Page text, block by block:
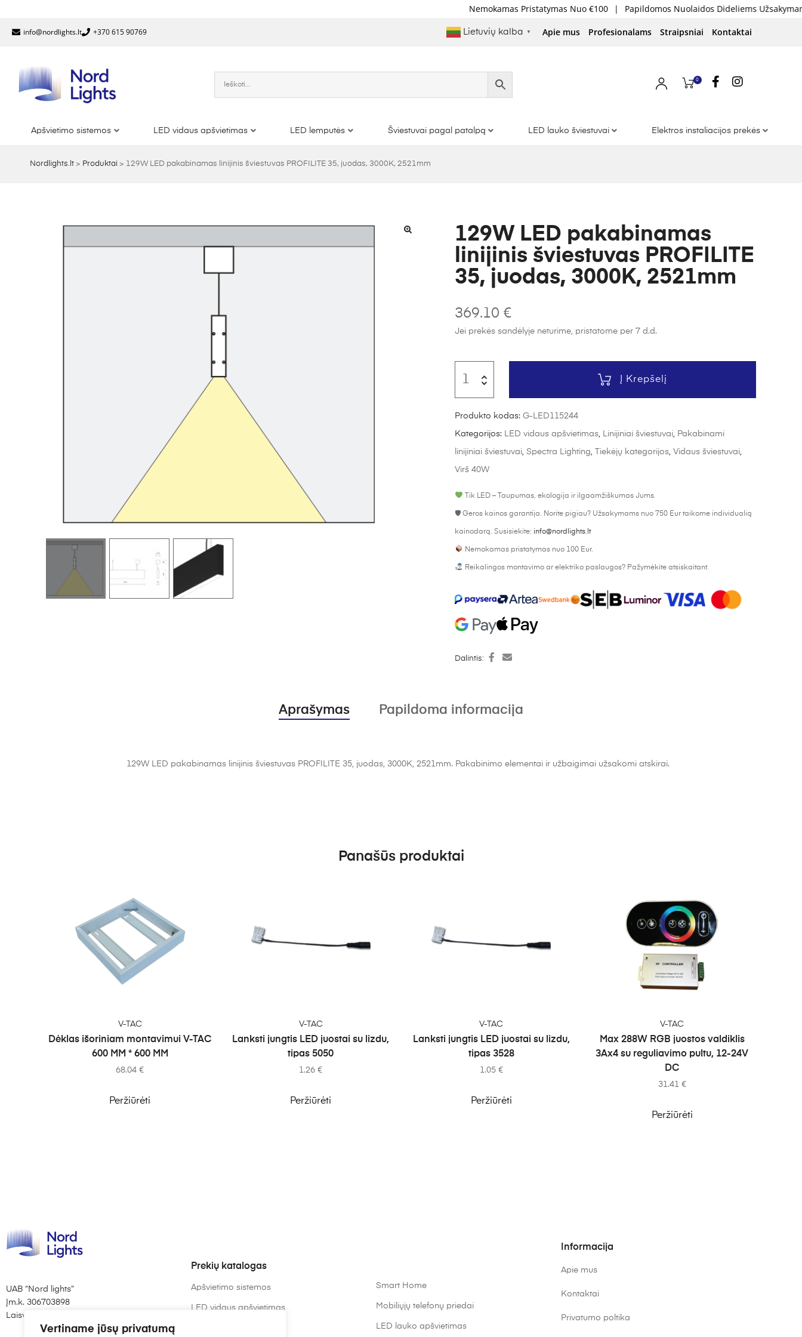
Vertiname jūsų privatumą
Nemokamas Pristatymas Nuo €100 | Papildomos Nuolaidos Dideliems Užsakymams |
info@nordlights.lt +370 615 90769 Lietuvių kalba ▼ Apie mus Profesionalams Straipsniai Kontaktai
0
Apšvietimo sistemos LED vidaus apšvietimas LED lemputės Šviestuvai pagal patalpą LED lauko šviestuvai Elektros instaliacijos prekės
Nordlights.lt > Produktai > 129W LED pakabinamas linijinis šviestuvas PROFILITE 35, juodas, 3000K, 2521mm
129W LED pakabinamas
linijinis šviestuvas PROFILITE
35, juodas, 3000K, 2521mm
369.10 €
Jei prekės sandėlyje neturime, pristatome per 7 d.d.
Į Krepšelį
Produkto kodas:G-LED115244
Kategorijos: LED vidaus apšvietimas, Linijiniai šviestuvai, Pakabinami
linijiniai šviestuvai,Spectra Lighting,Tiekėjų kategorijos,Vidaus šviestuvai,
Virš 40W
Tik LED – Taupumas, ekologija ir ilgaamžiškumas Jums.
🛡 Geros kainos garantija. Norite pigiau? Užsakymams nuo 750 Eur taikome individualią
kainodarą. Susisiekite: info@nordlights.lt
Nemokamas pristatymas nuo 100 Eur.
Reikalingos montavimo ar elektriko paslaugos? Pažymėkite atsiskaitant.
Dalintis:
Aprašymas Papildoma informacija
129W LED pakabinamas linijinis šviestuvas PROFILITE 35, juodas, 3000K, 2521mm. Pakabinimo elementai ir užbaigimai užsakomi atskirai.
Panašūs produktai
V-TAC
Dėklas išoriniam montavimui V-TAC
600 MM * 600 MM
68.04€
Peržiūrėti
V-TAC
Lanksti jungtis LED juostai su lizdu,
tipas 5050
1.26€
Peržiūrėti
V-TAC
Lanksti jungtis LED juostai su lizdu,
tipas 3528
1.05 €
Peržiūrėti
V-TAC
Max 288W RGB juostos valdiklis
3Ax4 su reguliavimo pultu, 12-24V
DC
31.41 €
Peržiūrėti
UAB “Nord lights”
Įm.k. 306703898
Laisvės al. 82, Kaunas
Prekių katalogas
Apšvietimo sistemos
LED vidaus apšvietimas
Smart Home
Mobiliųjų telefonų priedai
LED lauko apšvietimas
Informacija
Apie mus
Kontaktai
Privatumo poltika